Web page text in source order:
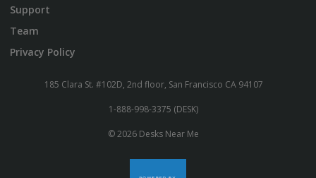
Support
Team
Privacy Policy
185 Clara St. #102D, 2nd floor, San Francisco CA 94107
1-888-998-3375 (DESK)
© 2026 Desks Near Me